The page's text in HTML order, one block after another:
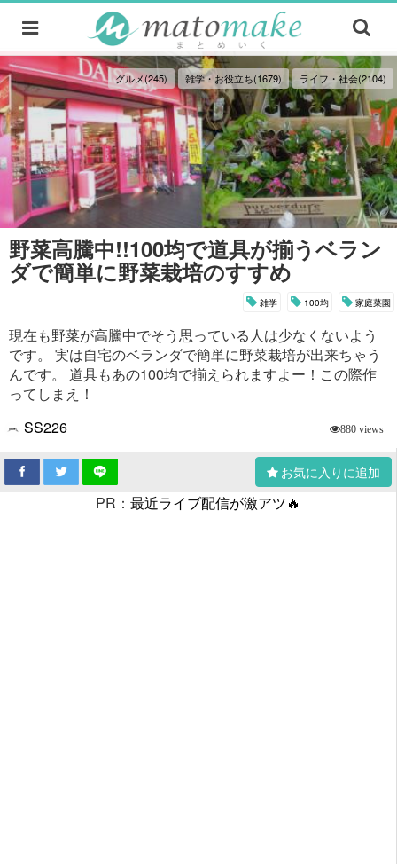
グルメ(245) 雑学・お役立ち(1679) ライフ・社会(2104)
野菜高騰中!!100均で道具が揃うベラン
ダで簡単に野菜栽培のすすめ
雑学 100均 家庭菜園
現在も野菜が高騰中でそう思っている人は少なくないよう
です。 実は自宅のベランダで簡単に野菜栽培が出来ちゃう
んです。 道具もあの100均で揃えられますよー！この際作
ってしまえ！
SS226
880 views
お気に入りに追加
PR： 最近ライブ配信が激アツ🔥